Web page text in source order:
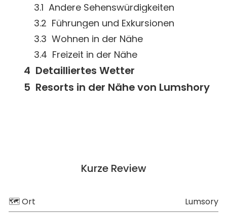
Andere Sehenswürdigkeiten
Führungen und Exkursionen
Wohnen in der Nähe
Freizeit in der Nähe
Detailliertes Wetter
Resorts in der Nähe von Lumshory
Kurze Review
🗺 Ort
Lumsory